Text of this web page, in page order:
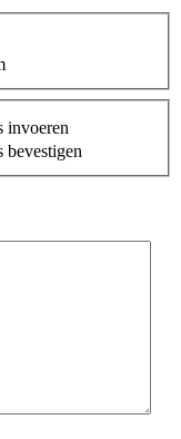
invoeren
bevestigen